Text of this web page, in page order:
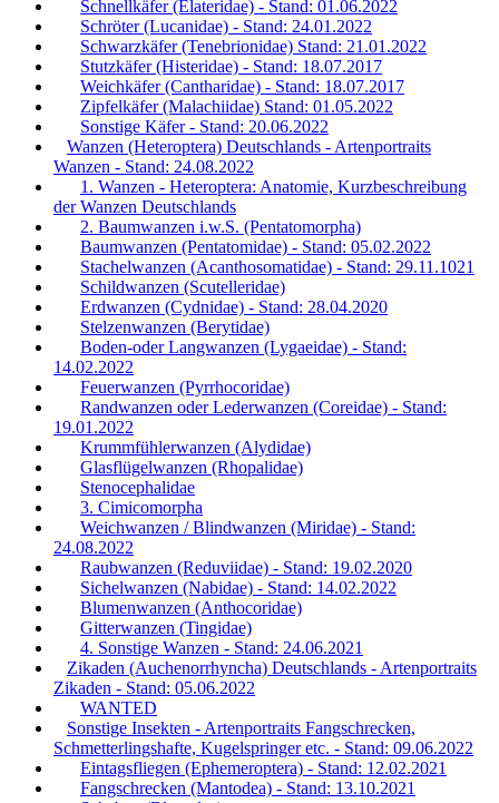
Schnellkäfer (Elateridae) - Stand: 01.06.2022
Schröter (Lucanidae) - Stand: 24.01.2022
Schwarzkäfer (Tenebrionidae) Stand: 21.01.2022
Stutzkäfer (Histeridae) - Stand: 18.07.2017
Weichkäfer (Cantharidae) - Stand: 18.07.2017
Zipfelkäfer (Malachiidae) Stand: 01.05.2022
Sonstige Käfer - Stand: 20.06.2022
Wanzen (Heteroptera) Deutschlands - Artenportraits
Wanzen - Stand: 24.08.2022
1. Wanzen - Heteroptera: Anatomie, Kurzbeschreibung
der Wanzen Deutschlands
2. Baumwanzen i.w.S. (Pentatomorpha)
Baumwanzen (Pentatomidae) - Stand: 05.02.2022
Stachelwanzen (Acanthosomatidae) - Stand: 29.11.1021
Schildwanzen (Scutelleridae)
Erdwanzen (Cydnidae) - Stand: 28.04.2020
Stelzenwanzen (Berytidae)
Boden-oder Langwanzen (Lygaeidae) - Stand:
14.02.2022
Feuerwanzen (Pyrrhocoridae)
Randwanzen oder Lederwanzen (Coreidae) - Stand:
19.01.2022
Krummfühlerwanzen (Alydidae)
Glasflügelwanzen (Rhopalidae)
Stenocephalidae
3. Cimicomorpha
Weichwanzen / Blindwanzen (Miridae) - Stand:
24.08.2022
Raubwanzen (Reduviidae) - Stand: 19.02.2020
Sichelwanzen (Nabidae) - Stand: 14.02.2022
Blumenwanzen (Anthocoridae)
Gitterwanzen (Tingidae)
4. Sonstige Wanzen - Stand: 24.06.2021
Zikaden (Auchenorrhyncha) Deutschlands - Artenportraits
Zikaden - Stand: 05.06.2022
WANTED
Sonstige Insekten - Artenportraits Fangschrecken,
Schmetterlingshafte, Kugelspringer etc. - Stand: 09.06.2022
Eintagsfliegen (Ephemeroptera) - Stand: 12.02.2021
Fangschrecken (Mantodea) - Stand: 13.10.2021